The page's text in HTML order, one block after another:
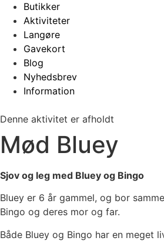
Butikker
Aktiviteter
Langøre
Gavekort
Blog
Nyhedsbrev
Information
Denne aktivitet er afholdt
Mød Bluey
Sjov og leg med Bluey og Bingo
Bluey er 6 år gammel, og bor
Bingo og deres mor og far.
Både Bluey og Bingo har en meget